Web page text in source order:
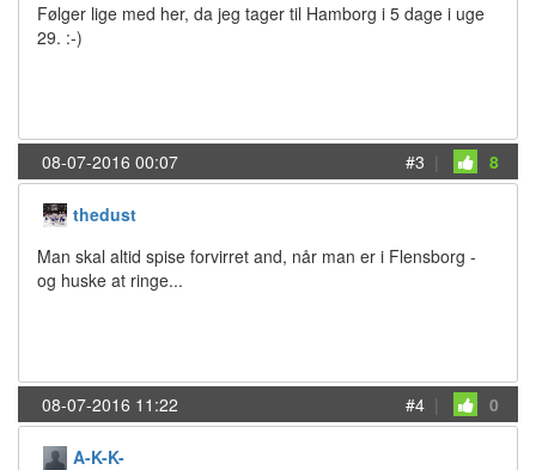
Følger lige med her, da jeg tager til Hamborg i 5 dage i uge
29. :-)
08-07-2016 00:07 #3 | 8
thedust
Man skal altid spise forvirret and, når man er i Flensborg -
og huske at ringe...
08-07-2016 11:22 #4 | 0
A-K-K-